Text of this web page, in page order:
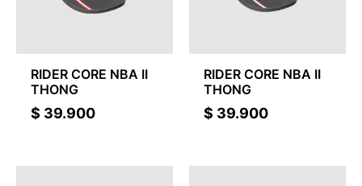
RIDER CORE NBA II
THONG
$ 39.900
RIDER CORE NBA II
THONG
$ 39.900